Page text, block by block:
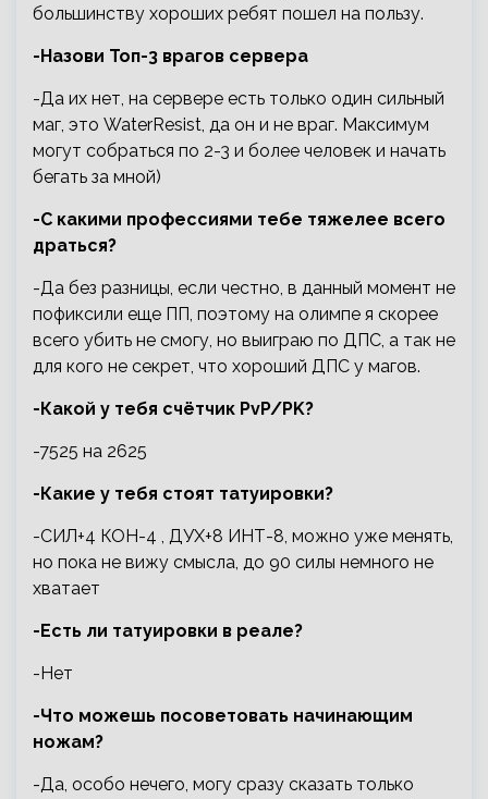
большинству хороших ребят пошел на пользу.
-Назови Топ-3 врагов сервера
-Да их нет, на сервере есть только один сильный
маг, это WaterResist, да он и не враг. Максимум
могут собраться по 2-3 и более человек и начать
бегать за мной)
-С какими профессиями тебе тяжелее всего
драться?
-Да без разницы, если честно, в данный момент не
пофиксили еще ПП, поэтому на олимпе я скорее
всего убить не смогу, но выиграю по ДПС, а так не
для кого не секрет, что хороший ДПС у магов.
-Какой у тебя счётчик PvP/PK?
-7525 на 2625
-Какие у тебя стоят татуировки?
-СИЛ+4 КОН-4 , ДУХ+8 ИНТ-8, можно уже менять,
но пока не вижу смысла, до 90 силы немного не
хватает
-Есть ли татуировки в реале?
-Нет
-Что можешь посоветовать начинающим
ножам?
-Да, особо нечего, могу сразу сказать только